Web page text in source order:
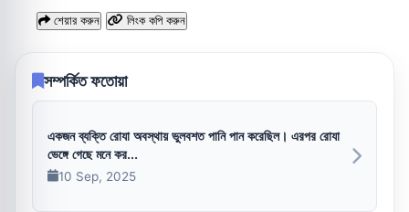
শেয়ার করুন লিংক কপি করুন
সম্পর্কিত ফতোয়া
একজন ব্যক্তি রোযা অবস্থায় ভুলবশত পানি পান করেছিল। এরপর রোযা
ভেঙ্গে গেছে মনে কর...
10 Sep, 2025